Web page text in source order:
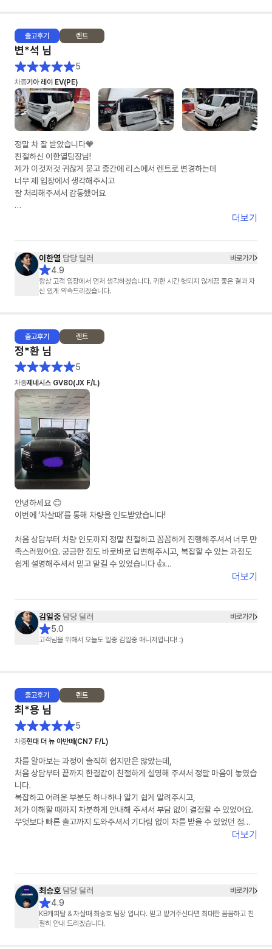
차량 소식이 없는 날에도, 단 하루도 빠짐 없이 물어 오는 안부 인사와 지연에
대한 안타까움의 표현은, 그 동안 어떤 분야의 영업사원에게도 느껴 보지 못
한 진한 감동이었습니다.
차량이 인도되는 날에 맞춰 보내 주신, 멋진 선물과 감동의 손 카드,,,
자기 개인 돈 써 가면서 사후 감동까지 선사해 주신 그 정성은 절대 흔하지 않
습니다.
습니다.
훗날 이연주 매니저님이 어떤 기업의 경영자가 되어 크고 좋은 회사를 운영
하는 것을 상상해 보는 것도 절대 무리가 아닐 것입니다.
아는 지인들에게 소문내기 시작했습니다.
"장기 렌트카 생각있어? 엉뚱한데서 지원 받지 말고, 무조건 이연주 매니저
출고후기 렌트
변*석 님
5
차종기아 레이 EV(PE)
정말 차 잘 받았습니다🧡
친절하신 이한열팀장님!
제가 이것저것 귀찮게 묻고 중간에 리스에서 렌트로 변경하는데
너무 제 입장에서 생각해주시고
잘 처리해주셔서 감동했어요
주변에 소개할께요
감사합니당😍😍😍
더보기
이한열 담당 딜러 바로가기
4.9
항상 고객 입장에서 먼저 생각하겠습니다. 귀한 시간 헛되지 않게끔 좋은 결과 자
신 있게 약속드리겠습니다.
출고후기 렌트
정*환 님
5
차종제네시스 GV80(JX F/L)
안녕하세요 😊
이번에 ‘차살때’를 통해 차량을 인도받았습니다!
처음 상담부터 차량 인도까지 정말 친절하고 꼼꼼하게 진행해주셔서 너무 만
족스러웠어요. 궁금한 점도 바로바로 답변해주시고, 복잡할 수 있는 과정도
쉽게 설명해주셔서 믿고 맡길 수 있었습니다 👍
행해주셔서 기분 좋게 받을 수 있었어요 🚗✨
특히 김일중 담당자님께서 세심하게 챙겨주셔서 끝까지 안심하고 진행할 수
있었습니다. 다시 한 번 감사드립니다!
감사합니다 🙏
더보기
김일중 담당 딜러 바로가기
5.0
고객님을 위해서 오늘도 일중 김일중 매니저입니다! :)
출고후기 렌트
최*용 님
5
차종현대 더 뉴 아반떼(CN7 F/L)
차를 알아보는 과정이 솔직히 쉽지만은 않았는데,
처음 상담부터 끝까지 한결같이 친절하게 설명해 주셔서 정말 마음이 놓였습
니다.
복잡하고 어려운 부분도 하나하나 알기 쉽게 알려주시고,
제가 이해할 때까지 차분하게 안내해 주셔서 부담 없이 결정할 수 있었어요.
무엇보다 빠른 출고까지 도와주셔서 기다림 없이 차를 받을 수 있었던 점이
덕분에 기분 좋게 차를 인도받았습니다.
진심으로 감사드립니다. 😊
더보기
최승호 담당 딜러 바로가기
4.9
KB캐피탈 & 차살때 최승호 팀장 입니다. 믿고 맡겨주신다면 최대한 꼼꼼하고 친
절히 안내 드리겠습니다.